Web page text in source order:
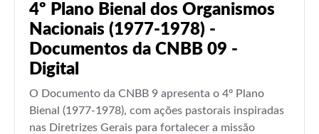
4º Plano Bienal dos Organismos
Nacionais (1977-1978) -
Documentos da CNBB 09 -
Digital
O Documento da CNBB 9 apresenta o 4º Plano
Bienal (1977-1978), com ações pastorais inspiradas
nas Diretrizes Gerais para fortalecer a missão